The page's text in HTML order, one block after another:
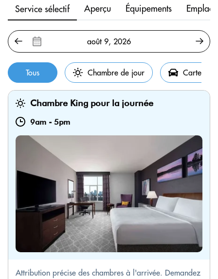
Service sélectif Aperçu Équipements
Tous Chambre de jour Carte de
Chambre King pour la journée
9am - 5pm
Attribution précise des chambres à l'arrivée. Demandez